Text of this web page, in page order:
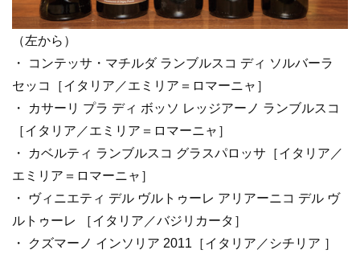
（左から）
・ コンテッサ・マチルダ ランブルスコ ディ ソルバーラ
セッコ［イタリア／エミリア＝ロマーニャ］
・ カサーリ プラ ディ ボッソ レッジアーノ ランブルスコ
［イタリア／エミリア＝ロマーニャ］
・ カベルティ ランブルスコ グラスパロッサ［イタリア／
エミリア＝ロマーニャ］
・ ヴィニエティ デル ヴルトゥーレ アリアーニコ デル ヴ
ルトゥーレ ［イタリア／バジリカータ］
・ クズマーノ インソリア 2011［イタリア／シチリア ］